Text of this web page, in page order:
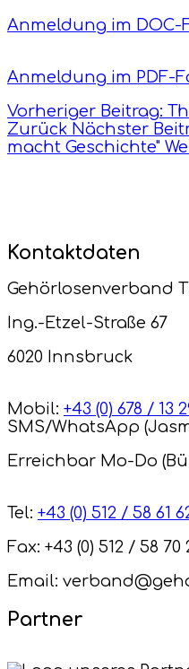
Anmeldung im DOC-
Anmeldung im PDF-
Vorheriger Beitrag:
Zurück Nächster
macht Geschichte"
Kontaktdaten
Gehörlosenverband
Ing.-Etzel-Straße 67
6020 Innsbruck
Mobil: +43 (0) 678 / 13
SMS/WhatsApp
Erreichbar Mo-Do
Tel: +43 (0) 512 / 58 61
Fax: +43 (0) 512 / 58 70
Email:
Partner